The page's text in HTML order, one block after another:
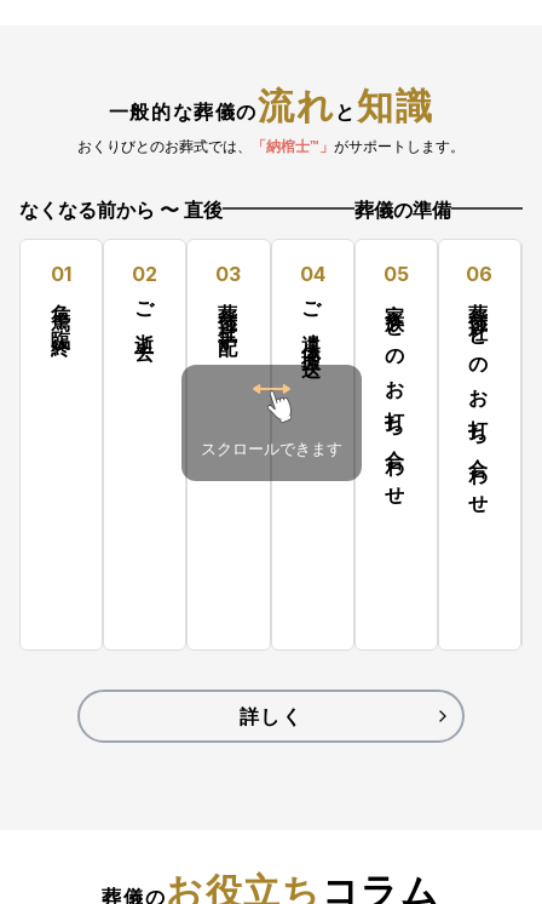
一般的な葬儀の流れと 知識
おくりびとのお葬式では、 「納棺士™」 がサポートします。
なくなる前から 〜 直後
01
危篤・臨終
02
ご逝去
03
葬儀社手配
04
ご遺体搬送
葬儀の準備
05
家族とのお打ち合わせ
06
葬儀社とのお打ち合わせ
スクロールできます
詳しく
葬儀のお役立ち コラム